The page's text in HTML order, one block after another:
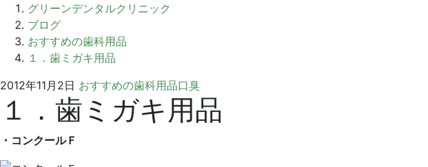
グリーンデンタルクリニック
ブログ
おすすめの歯科用品
１．歯ミガキ用品
2012年11月2日 おすすめの歯科用品口臭2021
年
10
グ
リ
ー
１．歯ミガキ用品
・コンクールＦ